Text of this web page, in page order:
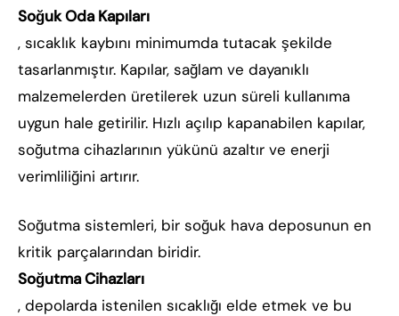
Soğuk Oda Kapıları
, sıcaklık kaybını minimumda tutacak şekilde
tasarlanmıştır. Kapılar, sağlam ve dayanıklı
malzemelerden üretilerek uzun süreli kullanıma
uygun hale getirilir. Hızlı açılıp kapanabilen kapılar,
soğutma cihazlarının yükünü azaltır ve enerji
verimliliğini artırır.
Soğutma sistemleri, bir soğuk hava deposunun en
kritik parçalarından biridir.
Soğutma Cihazları
, depolarda istenilen sıcaklığı elde etmek ve bu